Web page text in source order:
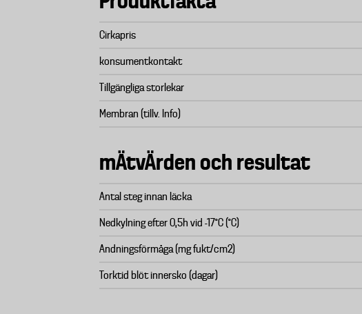
Cirkapris
konsumentkontakt
Tillgängliga storlekar
Membran (tillv. Info)
mÄtvÄrden och resultat
Antal steg innan läcka
Nedkylning efter 0,5h vid -17°C (°C)
Andningsförmåga (mg fukt/cm2)
Torktid blöt innersko (dagar)